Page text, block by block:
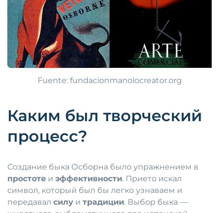
Fuente: fundacionmanolocreator.org
Каким был творческий
процесс?
Создание быка Осборна было упражнением в
простоте и эффективности. Прието искал
символ, который был бы легко узнаваем и
передавал силу и традиции. Выбор быка —